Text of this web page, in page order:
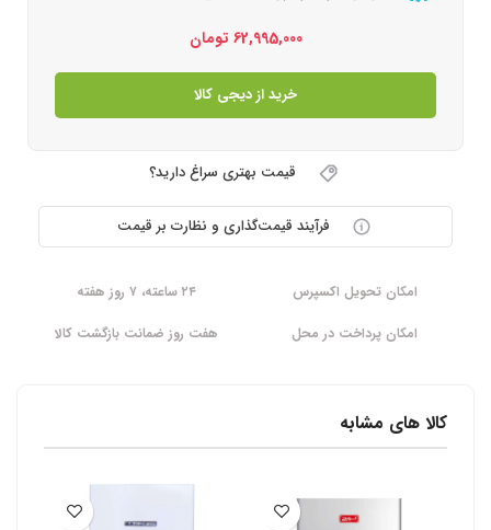
62,995,000 تومان
خرید از دیجی کالا
قیمت بهتری سراغ دارید؟
فرآیند قیمت‌گذاری و نظارت بر قیمت
امکان تحویل اکسپرس
۲۴ ساعته، ۷ روز هفته
امکان پرداخت در محل
هفت روز ضمانت بازگشت کالا
کالا های مشابه